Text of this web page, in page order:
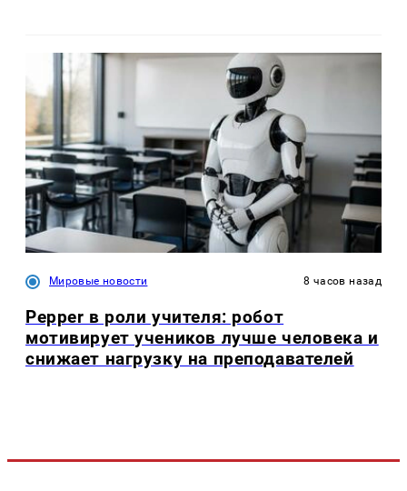
Мировые новости 8 часов назад
Pepper в роли учителя: робот
мотивирует учеников лучше человека и
снижает нагрузку на преподавателей